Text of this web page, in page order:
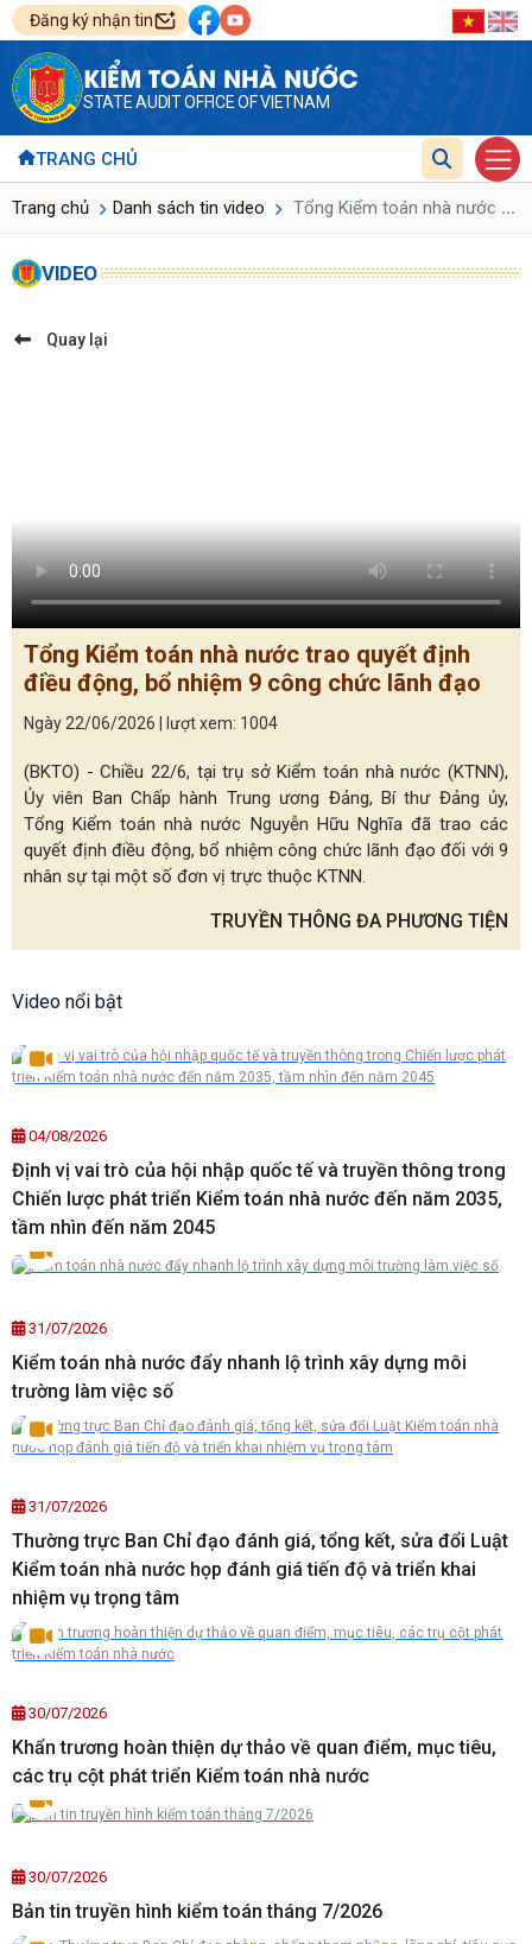
Đăng ký nhận tin
KIỂM TOÁN NHÀ NƯỚC
STATE AUDIT OFFICE OF VIETNAM
TRANG CHỦ
Trang chủ Danh sách tin video Tổng Kiểm toán nhà nước ...
VIDEO
Quay lại
Tổng Kiểm toán nhà nước trao quyết định
điều động, bổ nhiệm 9 công chức lãnh đạo
Ngày 22/06/2026 | lượt xem: 1004
(BKTO) - Chiều 22/6, tại trụ sở Kiểm toán nhà nước (KTNN),
Ủy viên Ban Chấp hành Trung ương Đảng, Bí thư Đảng ủy,
Tổng Kiểm toán nhà nước Nguyễn Hữu Nghĩa đã trao các
quyết định điều động, bổ nhiệm công chức lãnh đạo đối với 9
nhân sự tại một số đơn vị trực thuộc KTNN.
TRUYỀN THÔNG ĐA PHƯƠNG TIỆN
Video nổi bật
04/08/2026
Định vị vai trò của hội nhập quốc tế và truyền thông trong
Chiến lược phát triển Kiểm toán nhà nước đến năm 2035,
tầm nhìn đến năm 2045
31/07/2026
Kiểm toán nhà nước đẩy nhanh lộ trình xây dựng môi
trường làm việc số
31/07/2026
Thường trực Ban Chỉ đạo đánh giá, tổng kết, sửa đổi Luật
Kiểm toán nhà nước họp đánh giá tiến độ và triển khai
nhiệm vụ trọng tâm
30/07/2026
Khẩn trương hoàn thiện dự thảo về quan điểm, mục tiêu,
các trụ cột phát triển Kiểm toán nhà nước
30/07/2026
Bản tin truyền hình kiểm toán tháng 7/2026